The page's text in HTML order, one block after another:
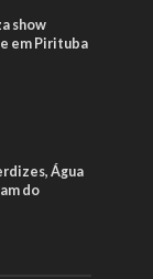
show
em Pirituba
Água
do